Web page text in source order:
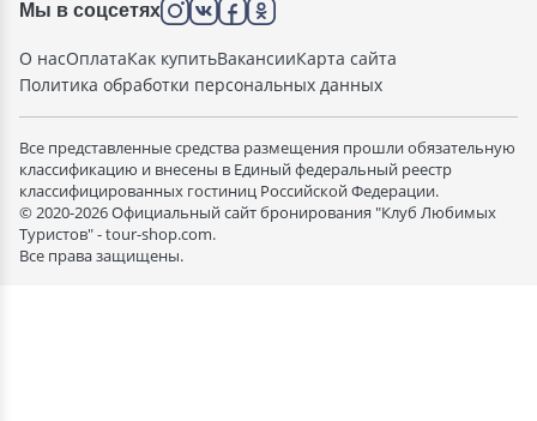
Мы в соцсетях
О насОплатаКак купитьВакансииКарта сайта
Политика обработки персональных данных
Все представленные средства размещения прошли обязательную
классификацию и внесены в Единый федеральный реестр
классифицированных гостиниц Российской Федерации.
© 2020-2026 Официальный сайт бронирования "Клуб Любимых
Туристов" - tour-shop.com.
Все права защищены.